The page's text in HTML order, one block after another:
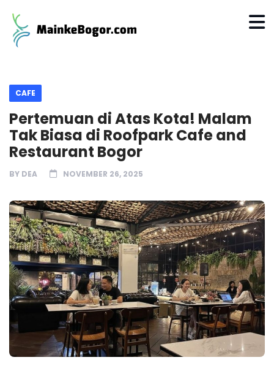
CAFE
Pertemuan di Atas Kota! Malam
Tak Biasa di Roofpark Cafe and
Restaurant Bogor
BY DEA NOVEMBER 26, 2025